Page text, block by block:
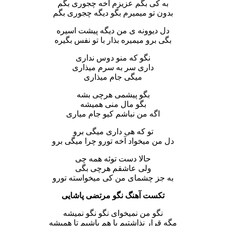
به کی بگم عزیزم آخه چجوری بگم
بدون تو میمیرم بگو دیگه چجوری بگم
دل دیوونه ی من دیگه پیشت اسیره
بگی برو میمیره بذار با تو نفس بگیره
نگو که منو دوس نداری
داری سر به سرم میذاری
میگی جام میذاری
بگو پیشمی هرچی بشه
بگو مال منی همیشه
اگه من نباشم کیو جام میاری
تو که هی داری میگی برو
دل من میخواد آخه تورو چرا میگی برو
حالا دست توئه همه چی
ولی عاشقم هرچی بگی
به جز چشمای من کی میخواسته تورو
تکست آهنگ نگو مرتضی پاشایی
نگو من نمیخوای نگو نگو نمیشه
مگه قرار نذاشتیم با هم باشیم تا همیشه